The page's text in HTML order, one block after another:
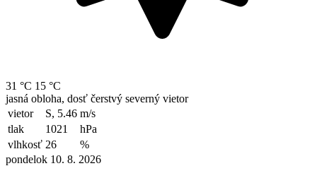
31 °C 15 °C
jasná obloha, dosť čerstvý severný vietor
vietor
S, 5.46 m/s
tlak
1021
hPa
vlhkosť 26
%
pondelok 10. 8. 2026